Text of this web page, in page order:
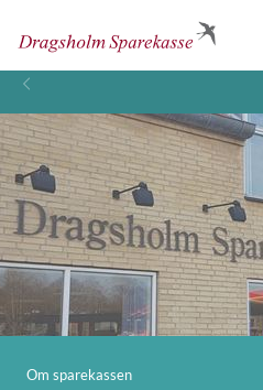
Om sparekassen